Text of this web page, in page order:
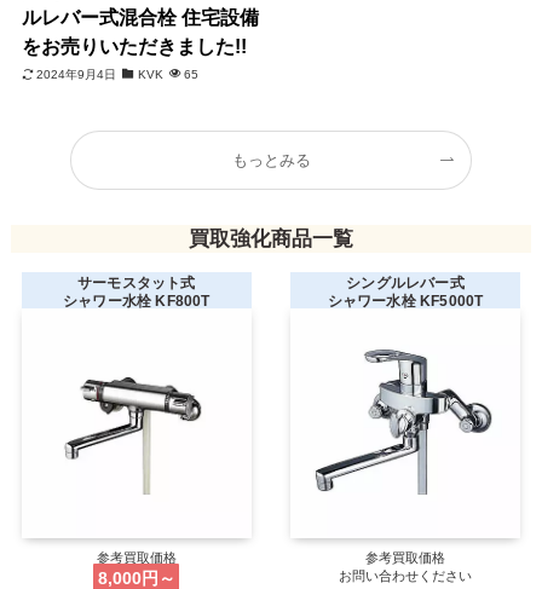
ルレバー式混合栓 住宅設備
をお売りいただきました!!
2024年9月4日 KVK 65
もっとみる
買取強化商品一覧
サーモスタット式
シャワー水栓 KF800T
参考買取価格
8,000円～
シングルレバー式
シャワー水栓 KF5000T
参考買取価格
お問い合わせください